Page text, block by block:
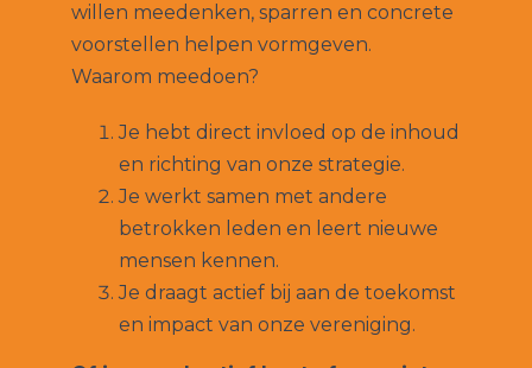
willen meedenken, sparren en concrete
voorstellen helpen vormgeven.
Waarom meedoen?
Je hebt direct invloed op de inhoud
en richting van onze strategie.
Je werkt samen met andere
betrokken leden en leert nieuwe
mensen kennen.
Je draagt actief bij aan de toekomst
en impact van onze vereniging.